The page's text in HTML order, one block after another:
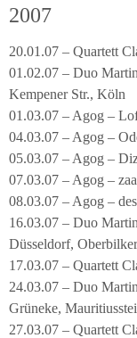
2007
20.01.07 – Quartett
01.02.07 – Duo
Kempener Str., Köln
01.03.07 – Agog –
04.03.07 – Agog –
05.03.07 – Agog –
07.03.07 – Agog –
08.03.07 – Agog –
16.03.07 – Duo
Düsseldorf,
17.03.07 – Quartett
24.03.07 – Duo
Grüneke,
27.03.07 – Quartett